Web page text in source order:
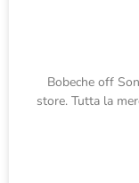
Bobeche off
store. Tutta la